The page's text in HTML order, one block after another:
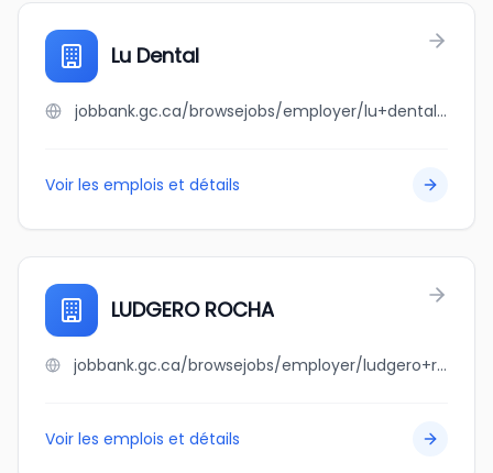
Lu Dental
jobbank.gc.ca/browsejobs/employer/lu+dental/ca
Voir les emplois et détails
LUDGERO ROCHA
jobbank.gc.ca/browsejobs/employer/ludgero+rocha/ca
Voir les emplois et détails